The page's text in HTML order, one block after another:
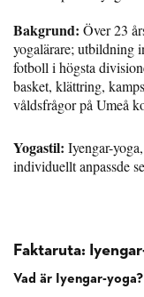
Bakgrund: Över 23
yogalärare; utbildning
fotboll i högsta
basket, klättring,
våldsfrågor på Umeå
Yogastil: Iyengar-
individuellt anpassde
Faktaruta:
Vad är Iyengar-yoga?